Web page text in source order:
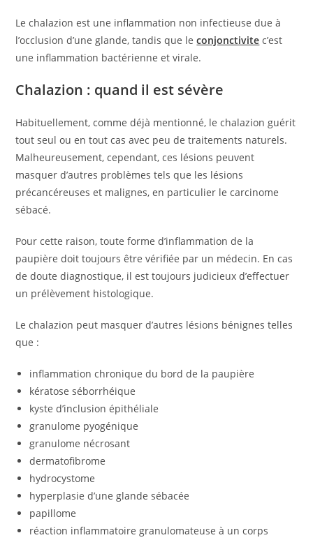
Le chalazion est une inflammation non infectieuse due à
l’occlusion d’une glande, tandis que leconjonctivite c’est
une inflammation bactérienne et virale.
Chalazion : quand il est sévère
Habituellement, comme déjà mentionné, le chalazion guérit
tout seul ou en tout cas avec peu de traitements naturels.
Malheureusement, cependant, ces lésions peuvent
masquer d’autres problèmes tels que les lésions
précancéreuses et malignes, en particulier le carcinome
sébacé.
Pour cette raison, toute forme d’inflammation de la
paupière doit toujours être vérifiée par un médecin. En cas
de doute diagnostique, il est toujours judicieux d’effectuer
un prélèvement histologique.
Le chalazion peut masquer d’autres lésions bénignes telles
que :
inflammation chronique du bord de la paupière
kératose séborrhéique
kyste d’inclusion épithéliale
granulome pyogénique
granulome nécrosant
dermatofibrome
hydrocystome
hyperplasie d’une glande sébacée
papillome
réaction inflammatoire granulomateuse à un corps